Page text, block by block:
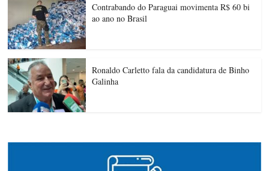
Contrabando do Paraguai movimenta R$ 60 bi
ao ano no Brasil
Ronaldo Carletto fala da candidatura de Binho
Galinha